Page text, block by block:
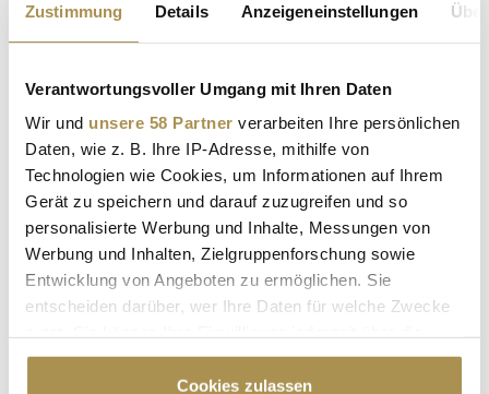
Zustimmung Details Anzeigeneinstellungen
Verantwortungsvoller Umgang mit Ihren Daten
Wir und unsere 58 Partner verarbeiten Ihre persönlichen
Daten, wie z. B. Ihre IP-Adresse, mithilfe von
Technologien wie Cookies, um Informationen auf Ihrem
Gerät zu speichern und darauf zuzugreifen und so
personalisierte Werbung und Inhalte, Messungen von
Werbung und Inhalten, Zielgruppenforschung sowie
Entwicklung von Angeboten zu ermöglichen. Sie
entscheiden darüber, wer Ihre Daten für welche Zwecke
Cookie-Erklärung oder durch Klicken auf das Privacy
Trigger Symbol ändern oder widerrufen
Cookies zulassen
Kommentar veröffentlichen
Autor:*
Kommentar:*